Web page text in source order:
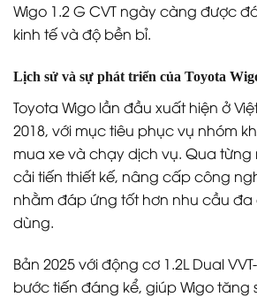
Wigo 1.2 G CVT ngày càng được
kinh tế và độ bền bỉ.
Lịch sử và sự phát triển của Toyota
Toyota Wigo lần đầu xuất hiện ở
2018, với mục tiêu phục vụ nhóm
mua xe và chạy dịch vụ. Qua từng
cải tiến thiết kế, nâng cấp công
nhằm đáp ứng tốt hơn nhu cầu
dùng.
Bản 2025 với động cơ 1.2L Dual
bước tiến đáng kể, giúp Wigo tăng